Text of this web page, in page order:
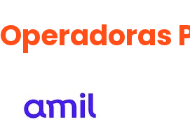
Operadoras